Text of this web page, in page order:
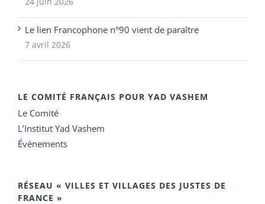
Le lien Francophone n°90 vient de paraître
7 avril 2026
LE COMITÉ FRANÇAIS POUR YAD VASHEM
Le Comité
L’Institut Yad Vashem
Événements
RÉSEAU « VILLES ET VILLAGES DES JUSTES DE
FRANCE »